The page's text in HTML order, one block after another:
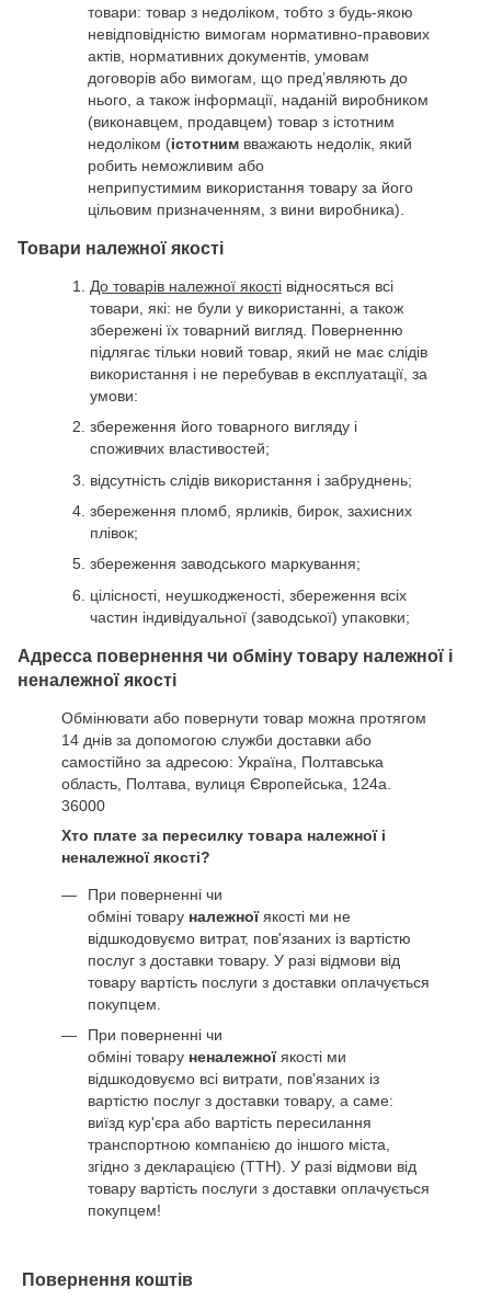
товари: товар з недоліком, тобто з будь-якою
невідповідністю вимогам нормативно-правових
актів, нормативних документів, умовам
договорів або вимогам, що пред’являють до
нього, а також інформації, наданій виробником
(виконавцем, продавцем) товар з істотним
недоліком (істотним вважають недолік, який
робить неможливим або
неприпустимим використання товару за його
цільовим призначенням, з вини виробника).
Товари належної якості
До товарів належної якості відносяться всі
товари, які: не були у використанні, а також
збережені їх товарний вигляд. Поверненню
підлягає тільки новий товар, який не має слідів
використання і не перебував в експлуатації, за
умови:
збереження його товарного вигляду і
споживчих властивостей;
відсутність слідів використання і забруднень;
збереження пломб, ярликів, бирок, захисних
плівок;
збереження заводського маркування;
цілісності, неушкодженості, збереження всіх
частин індивідуальної (заводської) упаковки;
Адресса повернення чи обміну товару належної і
неналежної якості
Обмінювати або повернути товар можна протягом
14 днів за допомогою служби доставки або
самостійно за адресою: Україна, Полтавська
область, Полтава, вулиця Європейська, 124а.
36000
Хто плате за пересилку товара належної і
неналежної якості?
При поверненні чи
обміні товару належноїякості ми не
відшкодовуємо витрат, пов'язаних із вартістю
послуг з доставки товару. У разі відмови від
товару вартість послуги з доставки оплачується
покупцем.
При поверненні чи
обміні товару неналежноїякості ми
відшкодовуємо всі витрати, пов'язаних із
вартістю послуг з доставки товару, а саме:
виїзд кур'єра або вартість пересилання
транспортною компанією до іншого міста,
згідно з декларацією (ТТН). У разі відмови від
товару вартість послуги з доставки оплачується
покупцем!
Повернення коштів